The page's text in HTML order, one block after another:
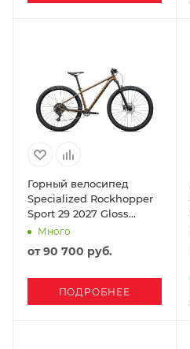
Горный велосипед
Specialized Rockhopper
Sport 29 2027 Gloss
Burnt Gold Metallic /
Stallion Metallic
Много
от90 700 руб.
ПОДРОБНЕЕ